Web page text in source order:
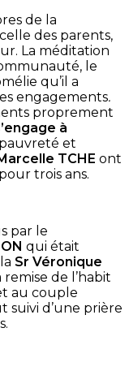
de la
des parents,
La méditation
le
qu’il a
engagements.
proprement
à
et
TCHE ont
trois ans.
par le
qui était
Sr Véronique
de l’habit
au couple
suivi d’une prière